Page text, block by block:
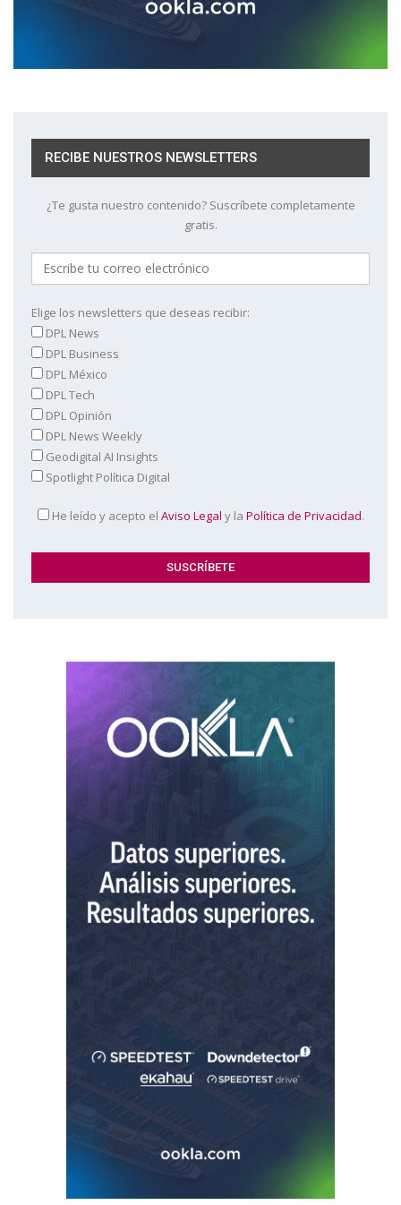
RECIBE NUESTROS NEWSLETTERS
¿Te gusta nuestro contenido? Suscríbete completamente
gratis.
Elige los newsletters que deseas recibir:
DPL News
DPL Business
DPL México
DPL Tech
DPL Opinión
DPL News Weekly
Geodigital AI Insights
Spotlight Política Digital
He leído y acepto el Aviso Legal y la Política de Privacidad.